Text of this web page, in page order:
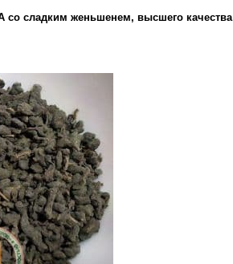
со сладким женьшенем, высшего качества